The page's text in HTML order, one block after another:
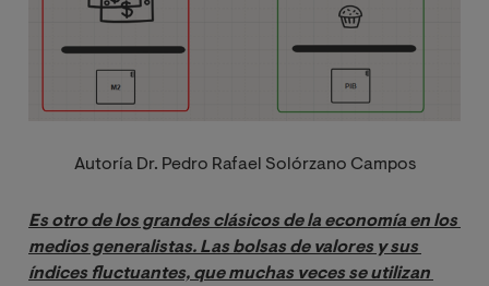
Autoría Dr. Pedro Rafael Solórzano Campos
Es otro de los grandes clásicos de la economía en los
medios generalistas. Las bolsas de valores y sus
índices fluctuantes, que muchas veces se utilizan